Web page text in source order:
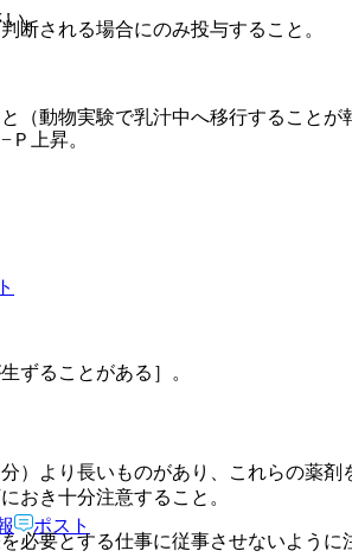
断される場合にのみ投与すること。
（動物実験で乳汁中へ移行することが
上昇。
ずることがある］。
より長いものがあり、これらの薬
おき十分注意すること。
必要とする仕事に従事させないように
。
ポスト